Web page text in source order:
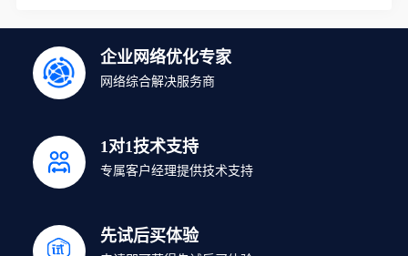
企业网络优化专家
网络综合解决服务商
1对1技术支持
专属客户经理提供技术支持
先试后买体验